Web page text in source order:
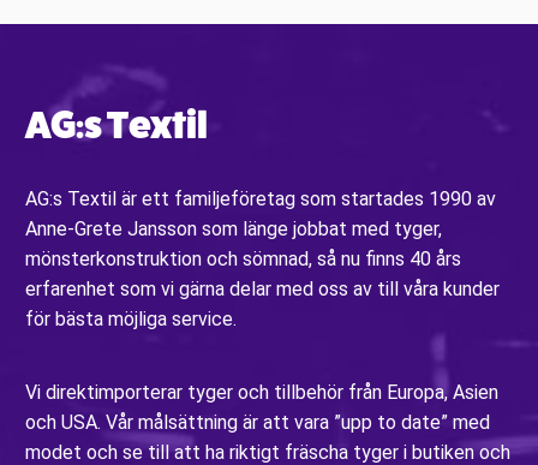
AG:s Textil
AG:s Textil är ett familjeföretag som startades 1990 av
Anne-Grete Jansson som länge jobbat med tyger,
mönsterkonstruktion och sömnad, så nu finns 40 års
erfarenhet som vi gärna delar med oss av till våra kunder
för bästa möjliga service.
Vi direktimporterar tyger och tillbehör från Europa, Asien
och USA. Vår målsättning är att vara ”upp to date” med
modet och se till att ha riktigt fräscha tyger i butiken och